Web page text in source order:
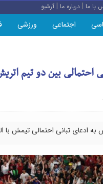
با ما |درباره ما |آرشیو
اجتماعی ورزشی
احتمالی بین دو تیم
به ادعای تبانی احتمالی تیمش